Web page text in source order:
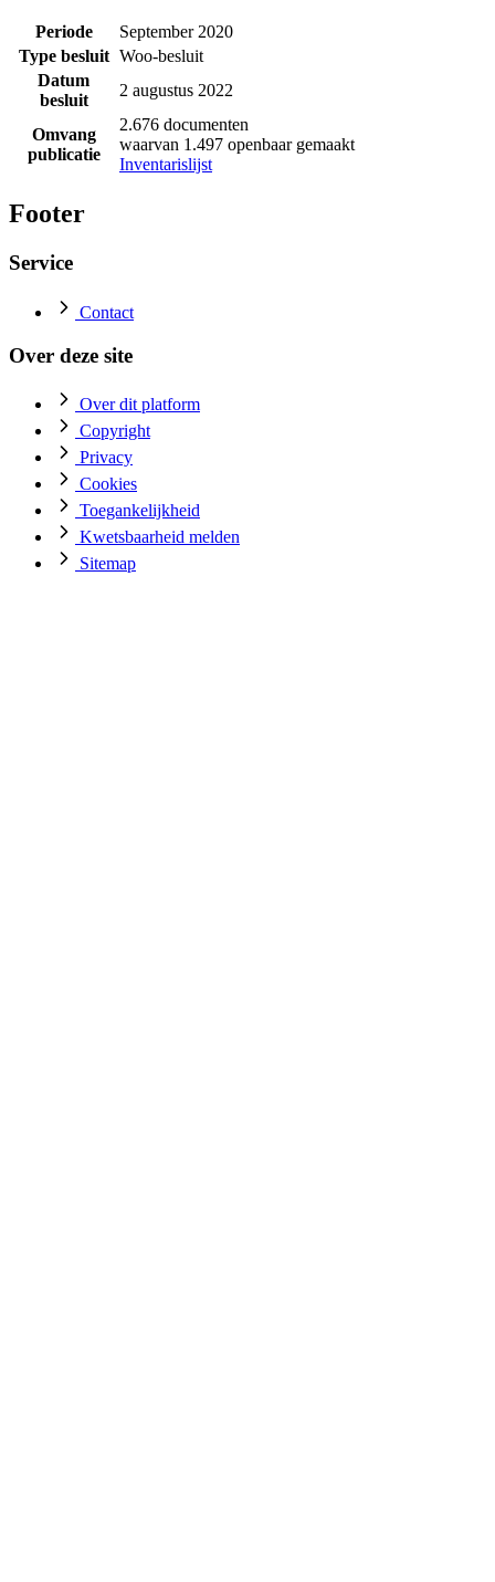
Periode
September 2020
Type besluit Woo-besluit
Datum
besluit
2 augustus 2022
Omvang
publicatie
2.676 documenten
waarvan 1.497 openbaar gemaakt
Inventarislijst
Footer
Service
Contact
Over deze site
Over dit platform
Copyright
Privacy
Cookies
Toegankelijkheid
Kwetsbaarheid melden
Sitemap